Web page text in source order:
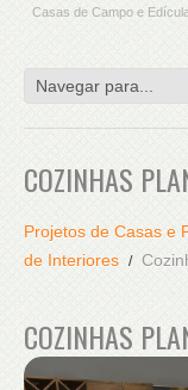
Casas de Campo e
COZINHAS
Projetos de Casas e
de Interiores
COZINHAS